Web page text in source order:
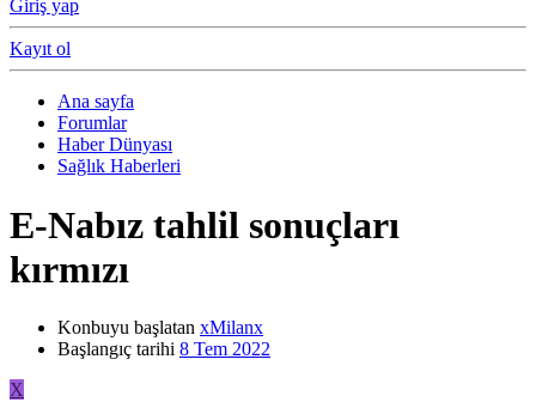
Giriş yap
Kayıt ol
Ana sayfa
Forumlar
Haber Dünyası
Sağlık Haberleri
E-Nabız tahlil sonuçları
kırmızı
Konbuyu başlatan xMilanx
Başlangıç tarihi 8 Tem 2022
X